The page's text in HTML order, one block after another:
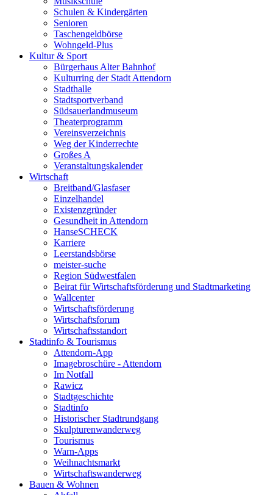
Schulen & Kindergärten
Senioren
Taschengeldbörse
Wohngeld-Plus
Kultur & Sport
Bürgerhaus Alter Bahnhof
Kulturring der Stadt Attendorn
Stadthalle
Stadtsportverband
Südsauerlandmuseum
Theaterprogramm
Vereinsverzeichnis
Weg der Kinderrechte
Großes A
Veranstaltungskalender
Wirtschaft
Breitband/Glasfaser
Einzelhandel
Existenzgründer
Gesundheit in Attendorn
HanseSCHECK
Karriere
Leerstandsbörse
meister-suche
Region Südwestfalen
Beirat für Wirtschaftsförderung und Stadtmarketing
Wallcenter
Wirtschaftsförderung
Wirtschaftsforum
Wirtschaftsstandort
Stadtinfo & Tourismus
Attendorn-App
Imagebroschüre - Attendorn
Im Notfall
Rawicz
Stadtgeschichte
Stadtinfo
Historischer Stadtrundgang
Skulpturenwanderweg
Tourismus
Warn-Apps
Weihnachtsmarkt
Wirtschaftswanderweg
Bauen & Wohnen